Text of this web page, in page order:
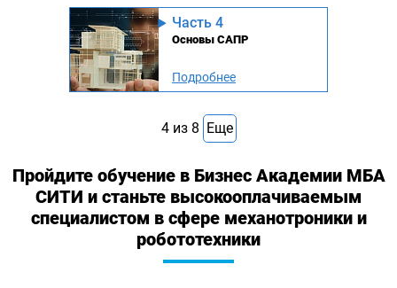
Часть 4
Основы САПР
Подробнее
4из 8 Еще
Пройдите обучение в Бизнес Академии МБА
СИТИ и станьте высокооплачиваемым
специалистом в сфере механотроники и
робототехники